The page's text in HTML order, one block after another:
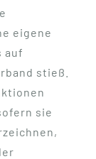
eigene
auf
stieß.
sie